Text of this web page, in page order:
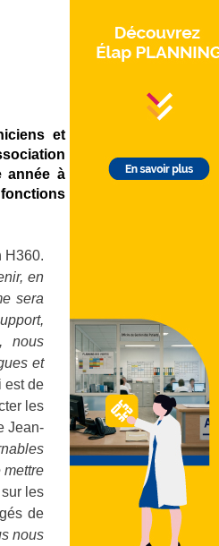
et
année à
H360.
en
sera
nous
et
est de
les
Jean-
mettre
les
de
nous